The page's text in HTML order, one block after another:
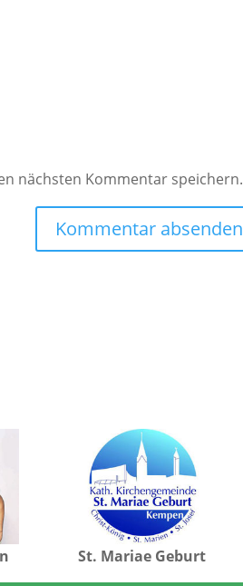
nächsten Kommentar speichern.
St. Mariae Geburt